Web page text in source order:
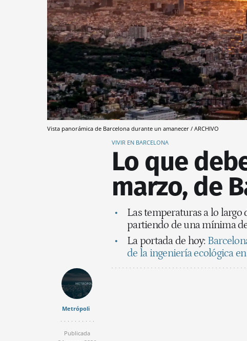
Vista panorámica de Barcelona durante un amanecer / ARCHIVO
VIVIR EN BARCELONA
Lo que
marzo, de
Las temperaturas a lo
partiendo de una mínima
La portada de hoy:
de la ingeniería ecológica
Metrópoli
Publicada